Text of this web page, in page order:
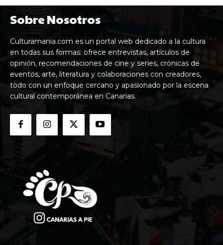
Sobre Nosotros
Culturamania.com es un portal web dedicado a la cultura
en todas sus formas: ofrece entrevistas, artículos de
opinión, recomendaciones de cine y series, crónicas de
eventos, arte, literatura y colaboraciones con creadores,
todo con un enfoque cercano y apasionado por la escena
cultural contemporánea en Canarias.